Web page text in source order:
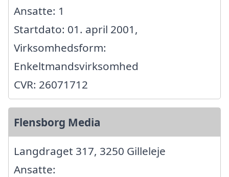
Ansatte: 1
Startdato: 01. april 2001,
Virksomhedsform:
Enkeltmandsvirksomhed
CVR: 26071712
Flensborg Media
Langdraget 317, 3250 Gilleleje
Ansatte: